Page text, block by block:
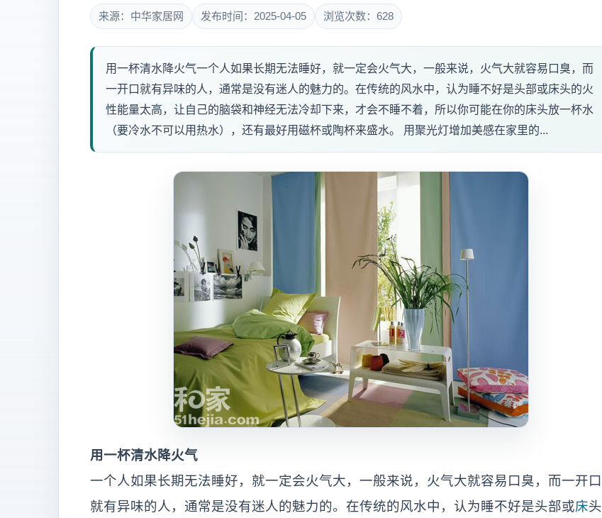
来源：中华家居网 发布时间：2025-04-05 浏览次数：628
用一杯清水降火气一个人如果长期无法睡好，就一定会火气大，一般来说，火气大就容易口臭，而
一开口就有异味的人，通常是没有迷人的魅力的。在传统的风水中，认为睡不好是头部或床头的火
性能量太高，让自己的脑袋和神经无法冷却下来，才会不睡不着，所以你可能在你的床头放一杯水
（要冷水不可以用热水），还有最好用磁杯或陶杯来盛水。 用聚光灯增加美感在家里的...
用一杯清水降火气
一个人如果长期无法睡好，就一定会火气大，一般来说，火气大就容易口臭，而一开口
就有异味的人，通常是没有迷人的魅力的。在传统的风水中，认为睡不好是头部或床头